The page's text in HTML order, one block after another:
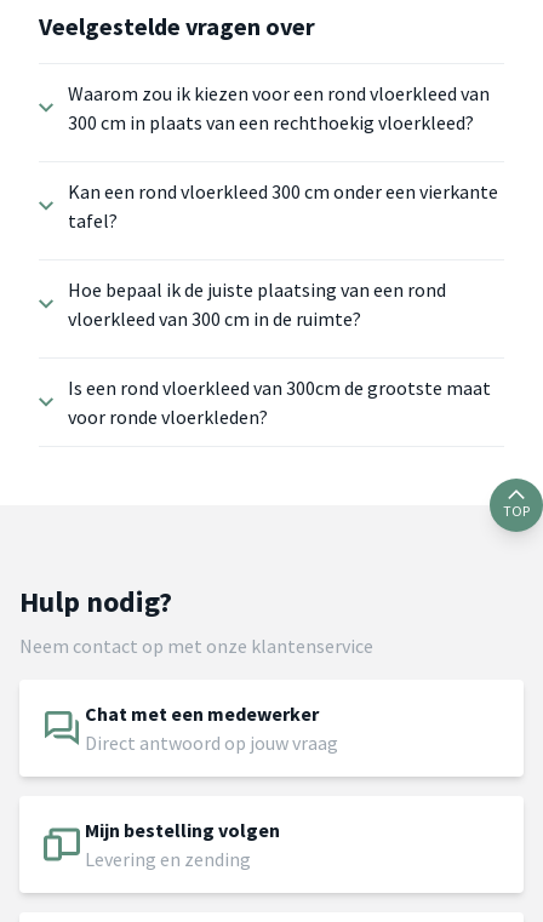
Veelgestelde vragen over
Waarom zou ik kiezen voor een rond vloerkleed van
300 cm in plaats van een rechthoekig vloerkleed?
Kan een rond vloerkleed 300 cm onder een vierkante
tafel?
Hoe bepaal ik de juiste plaatsing van een rond
vloerkleed van 300 cm in de ruimte?
Is een rond vloerkleed van 300cm de grootste maat
voor ronde vloerkleden?
TOP
Hulp nodig?
Neem contact op met onze klantenservice
Chat met een medewerker
Direct antwoord op jouw vraag
Mijn bestelling volgen
Levering en zending